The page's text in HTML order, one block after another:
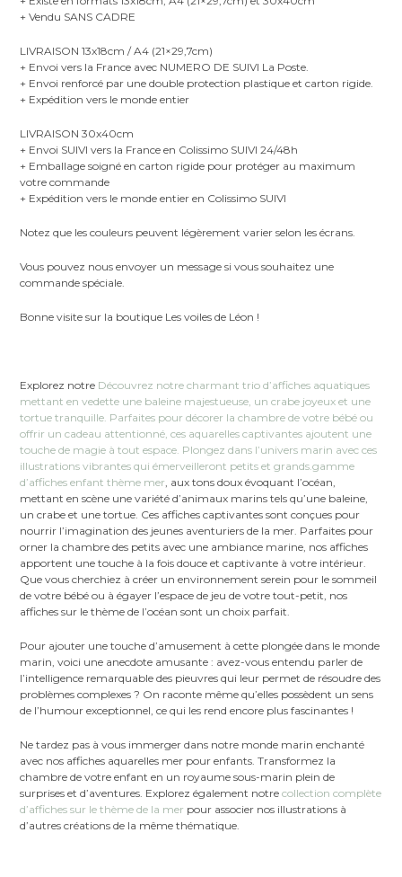
+ Vendu SANS CADRE
LIVRAISON 13x18cm / A4 (21×29,7cm)
+ Envoi vers la France avec NUMERO DE SUIVI La Poste.
+ Envoi renforcé par une double protection plastique et carton rigide.
+ Expédition vers le monde entier
LIVRAISON 30x40cm
+ Envoi SUIVI vers la France en Colissimo SUIVI 24/48h
+ Emballage soigné en carton rigide pour protéger au maximum
votre commande
+ Expédition vers le monde entier en Colissimo SUIVI
Notez que les couleurs peuvent légèrement varier selon les écrans.
Vous pouvez nous envoyer un message si vous souhaitez une
commande spéciale.
Bonne visite sur la boutique Les voiles de Léon !
Explorez notre Découvrez notre charmant trio d’affiches aquatiques
mettant en vedette une baleine majestueuse, un crabe joyeux et une
tortue tranquille. Parfaites pour décorer la chambre de votre bébé ou
offrir un cadeau attentionné, ces aquarelles captivantes ajoutent une
touche de magie à tout espace. Plongez dans l’univers marin avec ces
illustrations vibrantes qui émerveilleront petits et grands.gamme
d’affiches enfant thème mer , aux tons doux évoquant l’océan,
mettant en scène une variété d’animaux marins tels qu’une baleine,
un crabe et une tortue. Ces affiches captivantes sont conçues pour
nourrir l’imagination des jeunes aventuriers de la mer. Parfaites pour
orner la chambre des petits avec une ambiance marine, nos affiches
apportent une touche à la fois douce et captivante à votre intérieur.
Que vous cherchiez à créer un environnement serein pour le sommeil
de votre bébé ou à égayer l’espace de jeu de votre tout-petit, nos
affiches sur le thème de l’océan sont un choix parfait.
Pour ajouter une touche d’amusement à cette plongée dans le monde
marin, voici une anecdote amusante : avez-vous entendu parler de
l’intelligence remarquable des pieuvres qui leur permet de résoudre des
problèmes complexes ? On raconte même qu’elles possèdent un sens
de l’humour exceptionnel, ce qui les rend encore plus fascinantes !
Ne tardez pas à vous immerger dans notre monde marin enchanté
avec nos affiches aquarelles mer pour enfants. Transformez la
chambre de votre enfant en un royaume sous-marin plein de
surprises et d’aventures. Explorez également notrecollection complète
d’affiches sur le thème de la mer pour associer nos illustrations à
d’autres créations de la même thématique.